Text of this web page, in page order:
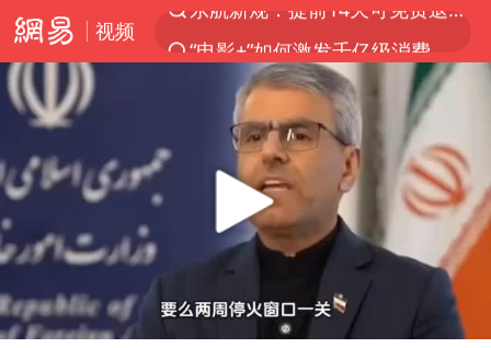
视频
台风白海豚加强
曝韩国足协为外籍裁判员安排色情招待
刘国正说向鹏打得很窝囊
四川宜宾市高县4.9级地震致1人死亡
向鹏0-3不敌张本智和
“新疆阿勒泰八月能滑雪”不实
Play
00:00